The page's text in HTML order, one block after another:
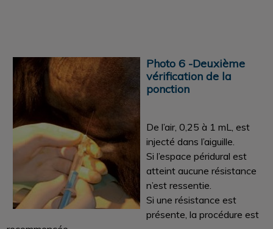
Photo 6 -Deuxième
vérification de la
ponction
De l’air, 0,25 à 1 mL, est
injecté dans l’aiguille.
Si l’espace péridural est
atteint aucune résistance
n’est ressentie.
Si une résistance est
présente, la procédure est